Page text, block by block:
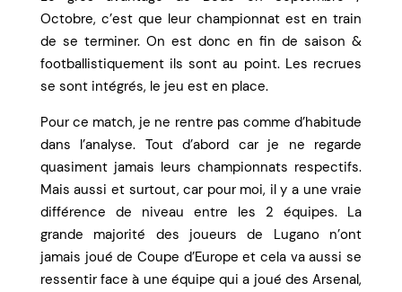
Octobre, c’est que leur championnat est en train
de se terminer. On est donc en fin de saison &
footballistiquement ils sont au point. Les recrues
se sont intégrés, le jeu est en place.
Pour ce match, je ne rentre pas comme d’habitude
dans l’analyse. Tout d’abord car je ne regarde
quasiment jamais leurs championnats respectifs.
Mais aussi et surtout, car pour moi, il y a une vraie
différence de niveau entre les 2 équipes. La
grande majorité des joueurs de Lugano n’ont
jamais joué de Coupe d’Europe et cela va aussi se
ressentir face à une équipe qui a joué des Arsenal,